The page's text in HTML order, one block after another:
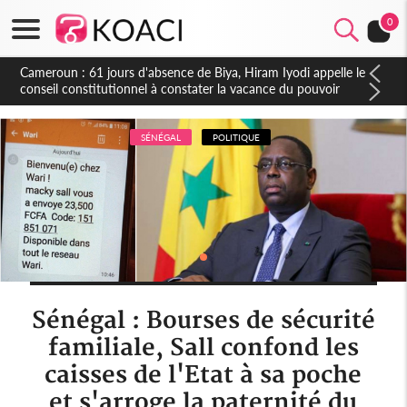
0
Côte d'Ivoire : Fin de la pagaille au PDCI-RDA, Lessiehi bannit
les mouvements sauvages
SÉNÉGAL POLITIQUE
Sénégal : Bourses de sécurité
familiale, Sall confond les
caisses de l'Etat à sa poche